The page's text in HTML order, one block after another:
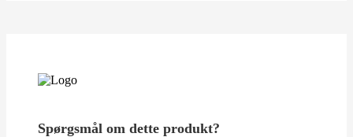
Spørgsmål om dette produkt?